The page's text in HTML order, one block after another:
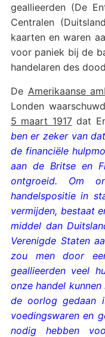
geallieerden (De
Centralen
kaarten en waren
voor paniek bij de
handelaren des
De Amerikaanse
Londen
5 maart 1917dat
ben er zeker van
de financiële
aan de Britse en
ontgroeid. Om
handelspositie in
vermijden, bestaat
middel dan
Verenigde Staten
zou men door
geallieerden veel
onze handel
de oorlog gedaan
voedingswaren en
nodig hebben